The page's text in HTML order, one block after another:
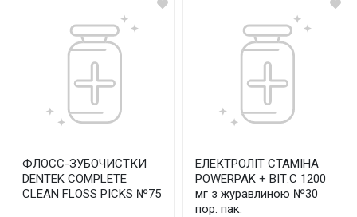
ФЛОСС-ЗУБОЧИСТКИ
DENTEK COMPLETE
CLEAN FLOSS PICKS №75
ЕЛЕКТРОЛІТ СТАМІНА
POWERPAK + ВІТ.С 1200
мг з журавлиною №30
пор. пак.